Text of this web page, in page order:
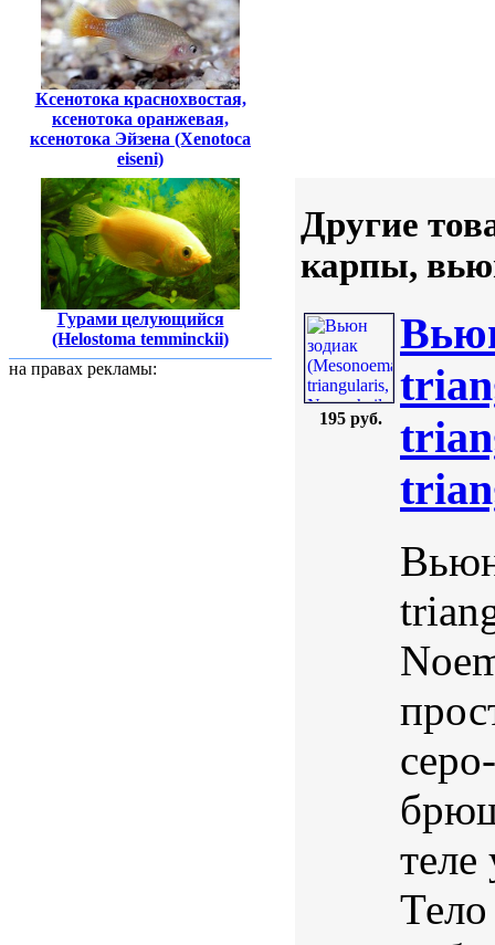
Ксенотока краснохвостая,
ксенотока оранжевая,
ксенотока Эйзена (Xenotoca
eiseni)
Гурами целующийся
(Helostoma temminckii)
на правах рекламы:
Другие
карпы,
195 руб.